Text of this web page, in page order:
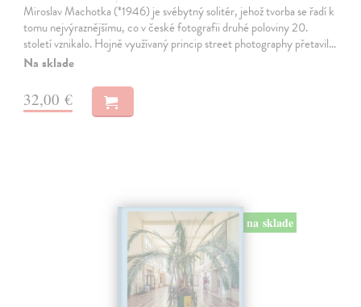
Miroslav Machotka (*1946) je svébytný solitér, jehož tvorba se řadí k
tomu nejvýraznějšímu, co v české fotografii druhé poloviny 20.
století vznikalo. Hojně využívaný princip street photography přetavil…
Na sklade
32,00 €
na sklade